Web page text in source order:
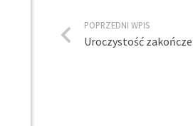
POPRZEDNI WPIS
Uroczystość